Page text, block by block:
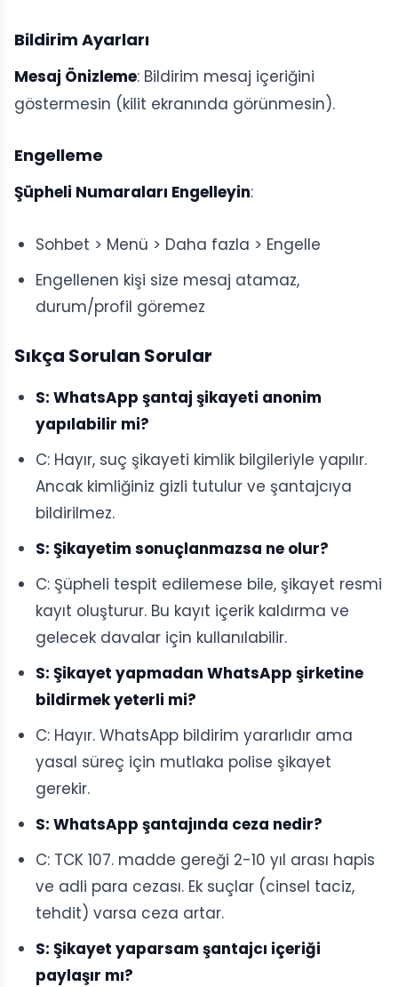
Bildirim Ayarları
Mesaj Önizleme: Bildirim mesaj içeriğini
göstermesin (kilit ekranında görünmesin).
Engelleme
Şüpheli Numaraları Engelleyin:
Sohbet > Menü > Daha fazla > Engelle
Engellenen kişi size mesaj atamaz,
durum/profil göremez
Sıkça Sorulan Sorular
S: WhatsApp şantaj şikayeti anonim
yapılabilir mi?
C: Hayır, suç şikayeti kimlik bilgileriyle yapılır.
Ancak kimliğiniz gizli tutulur ve şantajcıya
bildirilmez.
S: Şikayetim sonuçlanmazsa ne olur?
C: Şüpheli tespit edilemese bile, şikayet resmi
kayıt oluşturur. Bu kayıt içerik kaldırma ve
gelecek davalar için kullanılabilir.
S: Şikayet yapmadan WhatsApp şirketine
bildirmek yeterli mi?
C: Hayır. WhatsApp bildirim yararlıdır ama
yasal süreç için mutlaka polise şikayet
gerekir.
S: WhatsApp şantajında ceza nedir?
C: TCK 107. madde gereği 2-10 yıl arası hapis
ve adli para cezası. Ek suçlar (cinsel taciz,
tehdit) varsa ceza artar.
S: Şikayet yaparsam şantajcı içeriği
paylaşır mı?